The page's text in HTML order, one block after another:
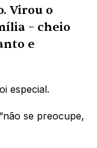
Virou o
– cheio
e
especial.
se preocupe,